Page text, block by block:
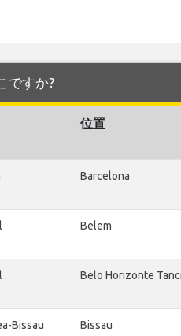
ですか?
位置
Barcelona
Belem
Belo Horizonte
Bissau Bissau